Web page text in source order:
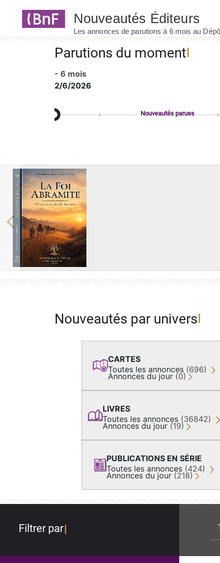
Parutions du moment
- 6 mois
2/6/2026
Nouveautés parues
Previous
Nouveautés par univers
CARTES
Toutes les annonces (696)
Annonces du jour (0)
LIVRES
Toutes les annonces (36842)
Annonces du jour (19)
PUBLICATIONS EN SÉRIE
Toutes les annonces (424)
Annonces du jour (218)
Filtrer par